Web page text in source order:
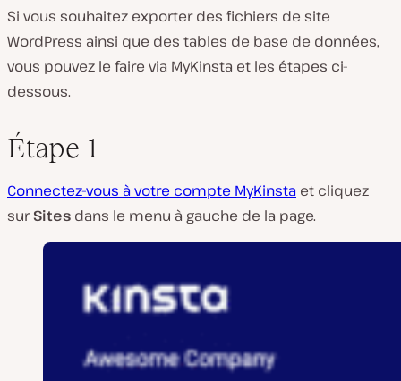
Si vous souhaitez exporter des fichiers de site
WordPress ainsi que des tables de base de données,
vous pouvez le faire via MyKinsta et les étapes ci-
dessous.
Étape 1
Connectez-vous à votre compte MyKinsta et cliquez
surSites dans le menu à gauche de la page.